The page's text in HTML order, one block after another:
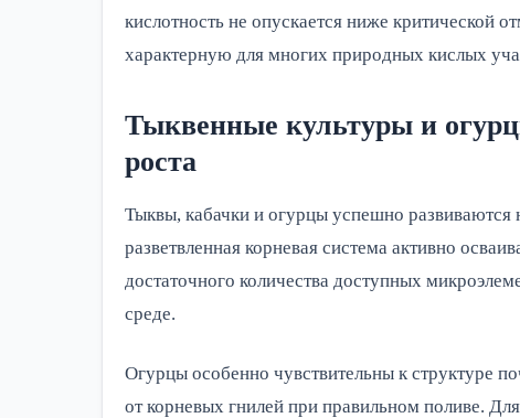
кислотность не опускается ниже критической
характерную для многих природных кислых
Тыквенные культуры и
роста
Тыквы, кабачки и огурцы успешно
разветвленная корневая система активно
достаточного количества доступных
среде.
Огурцы особенно чувствительны к структуре
от корневых гнилей при правильном поливе.